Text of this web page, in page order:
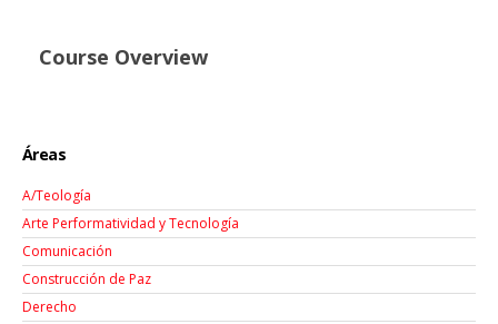
Course Overview
Áreas
A/Teología
Arte Performatividad y Tecnología
Comunicación
Construcción de Paz
Derecho